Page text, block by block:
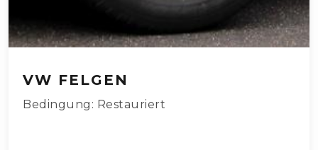
VW FELGEN
Bedingung: Restauriert